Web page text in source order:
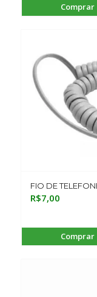
Comprar
FIO DE
R$7,00
Comprar